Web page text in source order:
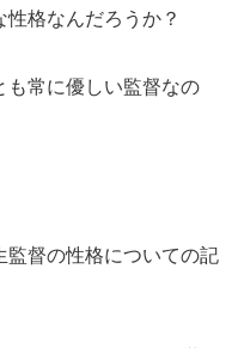
格なんだろうか？
も常に優しい監督なの
監督の性格についての記